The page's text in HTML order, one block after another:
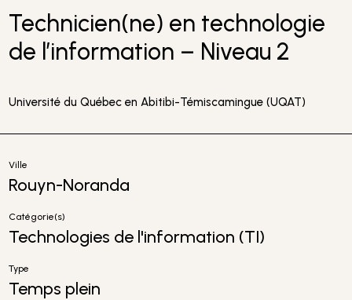
Technicien(ne) en technologie
de l’information – Niveau 2
Université du Québec en Abitibi-Témiscamingue (UQAT)
Ville
Rouyn-Noranda
Catégorie(s)
Technologies de l'information (TI)
Type
Temps plein